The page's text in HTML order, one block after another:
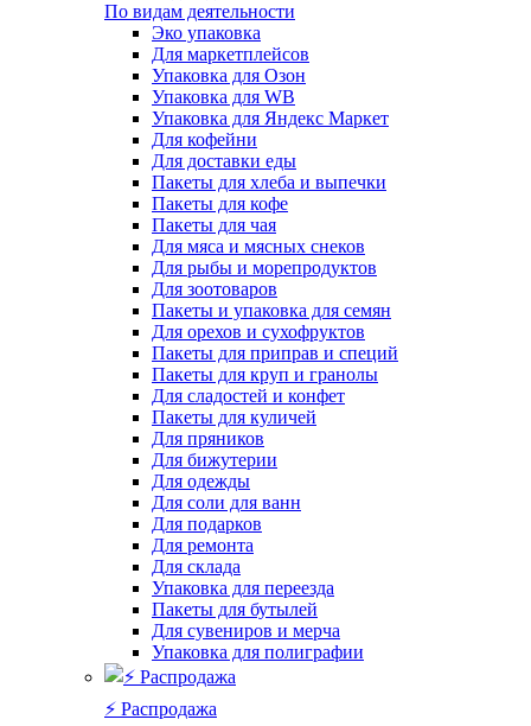
По видам деятельности
Эко упаковка
Для маркетплейсов
Упаковка для Озон
Упаковка для WB
Упаковка для Яндекс Маркет
Для кофейни
Для доставки еды
Пакеты для хлеба и выпечки
Пакеты для кофе
Пакеты для чая
Для мяса и мясных снеков
Для рыбы и морепродуктов
Для зоотоваров
Пакеты и упаковка для семян
Для орехов и сухофруктов
Пакеты для приправ и специй
Пакеты для круп и гранолы
Для сладостей и конфет
Пакеты для куличей
Для пряников
Для бижутерии
Для одежды
Для соли для ванн
Для подарков
Для ремонта
Для склада
Упаковка для переезда
Пакеты для бутылей
Для сувениров и мерча
Упаковка для полиграфии
⚡️ Распродажа